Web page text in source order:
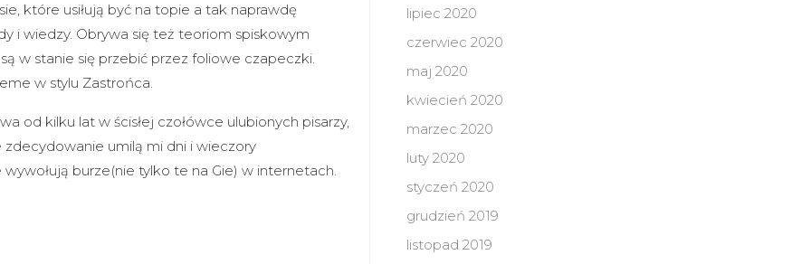
które usiłują być na topie a tak naprawdę
i wiedzy. Obrywa się też teoriom spiskowym
w stanie się przebić przez foliowe czapeczki.
w stylu Zastrońca.
od kilku lat w ścisłej czołówce ulubionych pisarzy,
umilą mi dni i wieczory
burze(nie tylko te na Gie) w internetach.
lipiec 2020
czerwiec 2020
maj 2020
kwiecień 2020
marzec 2020
luty 2020
styczeń 2020
grudzień 2019
listopad 2019